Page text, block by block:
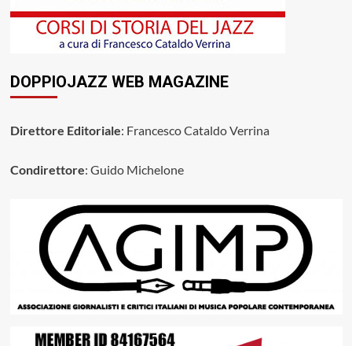
DOPPIOJAZZ WEB MAGAZINE
Direttore Editoriale: Francesco Cataldo Verrina
Condirettore: Guido Michelone